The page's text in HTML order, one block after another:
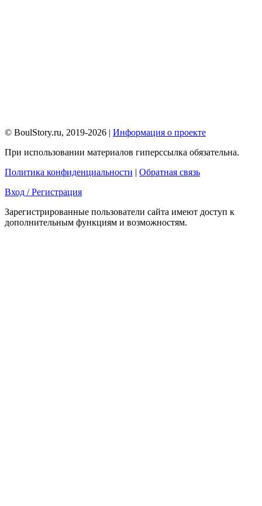
© BoulStory.ru, 2019-2026 | Информация о проекте
При использовании материалов гиперссылка обязательна.
Политика конфиденциальности | Обратная связь
Вход / Регистрация
Зарегистрированные пользователи сайта имеют доступ к
дополнительным функциям и возможностям.